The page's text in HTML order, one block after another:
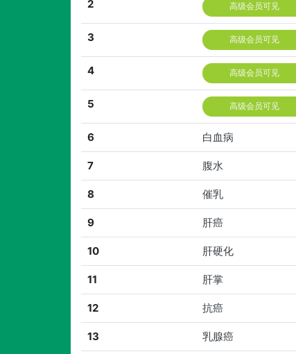
2 高级会员可见
3 高级会员可见
4 高级会员可见
5 高级会员可见
6 白血病
7 腹水
8 催乳
9 肝癌
10 肝硬化
11 肝掌
12 抗癌
13 乳腺癌